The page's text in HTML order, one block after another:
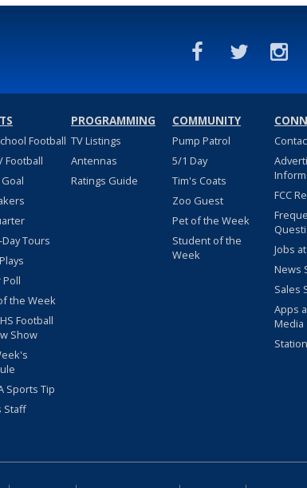
Football
Football
Tours
the Week
Football
Show
Sports Tip
Staff
PROGRAMMING
TV Listings
Antennas
Ratings Guide
COMMUNITY
Pump Patrol
5/1 Day
Tim's Coats
Zoo Guest
Pet of the Week
Student of the
Week
FCC
Jobs
News
Sales
Apps
Media